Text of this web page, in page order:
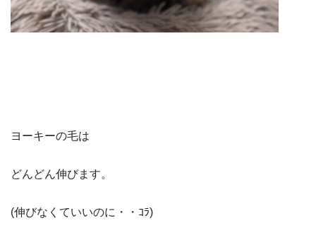
ヨーキーの毛は
どんどん伸びます。
(伸びなくていいのに・・ｺﾗ)